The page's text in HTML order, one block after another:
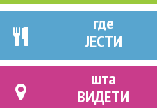
где
ЈЕСТИ
шта
ВИДЕТИ